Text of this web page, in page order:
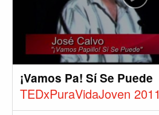
¡Vamos Pa! Sí Se Puede
TEDxPuraVidaJoven 2011